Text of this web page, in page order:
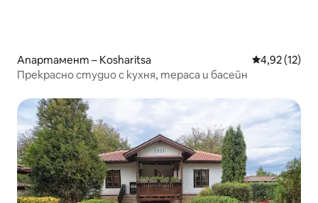
Апартамент – Kosharitsa Средна
4,92 (12)
Прекрасно студио с кухня, тераса и басейн